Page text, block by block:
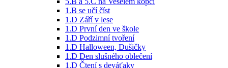
1.B se učí číst
1.D Září v lese
1.D První den ve škole
1.D Podzimní tvoření
1.D Halloween, Dušičky
1.D Den slušného oblečení
1.D Čtení s deváťaky